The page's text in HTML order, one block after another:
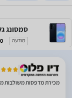
מודעה
מכירת מדפסות משולבות